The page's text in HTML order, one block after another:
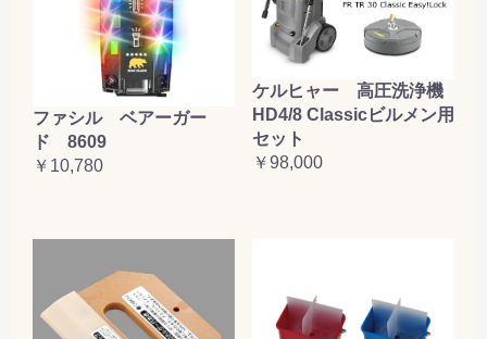
ファシル ベアーガー
ド 8609
￥10,780
ケルヒャー 高圧洗浄機
HD4/8 Classicビルメン用
セット
￥98,000